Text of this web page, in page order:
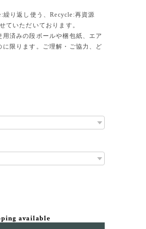
繰り返し使う、Recycle:再資源
ていただいております。
済みの段ボールや梱包紙、エア
限ります。ご理解・ご協力、ど
available